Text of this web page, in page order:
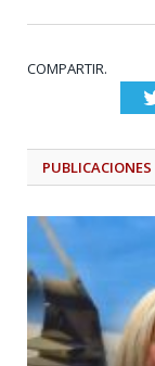
COMPARTIR.
PUBLICACIONES